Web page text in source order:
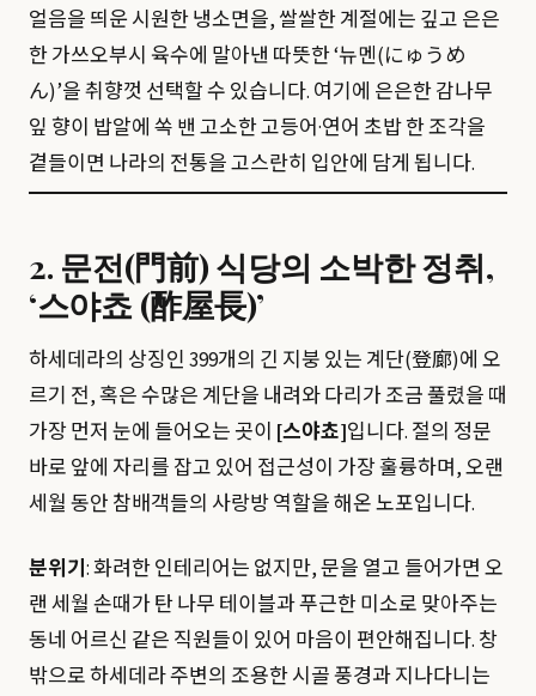
얼음을 띄운 시원한 냉소면을, 쌀쌀한 계절에는 깊고 은은
한 가쓰오부시 육수에 말아낸 따뜻한 ‘뉴멘(にゅうめ
ん)’을 취향껏 선택할 수 있습니다. 여기에 은은한 감나무
잎 향이 밥알에 쏙 밴 고소한 고등어·연어 초밥 한 조각을
곁들이면 나라의 전통을 고스란히 입안에 담게 됩니다.
2. 문전(門前) 식당의 소박한 정취,
‘스야쵸 (酢屋長)’
하세데라의 상징인 399개의 긴 지붕 있는 계단(登廊)에 오
르기 전, 혹은 수많은 계단을 내려와 다리가 조금 풀렸을 때
가장 먼저 눈에 들어오는 곳이 [스야쵸]입니다. 절의 정문
바로 앞에 자리를 잡고 있어 접근성이 가장 훌륭하며, 오랜
세월 동안 참배객들의 사랑방 역할을 해온 노포입니다.
분위기 : 화려한 인테리어는 없지만, 문을 열고 들어가면 오
랜 세월 손때가 탄 나무 테이블과 푸근한 미소로 맞아주는
동네 어르신 같은 직원들이 있어 마음이 편안해집니다. 창
밖으로 하세데라 주변의 조용한 시골 풍경과 지나다니는